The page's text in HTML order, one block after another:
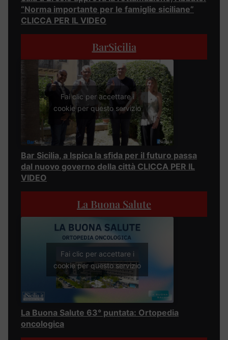
“Norma importante per le famiglie siciliane”
CLICCA PER IL VIDEO
BarSicilia
Fai clic per accettare i
cookie per questo servizio
Bar Sicilia, a Ispica la sfida per il futuro passa
dal nuovo governo della città CLICCA PER IL
VIDEO
La Buona Salute
Fai clic per accettare i
cookie per questo servizio
La Buona Salute 63° puntata: Ortopedia
oncologica